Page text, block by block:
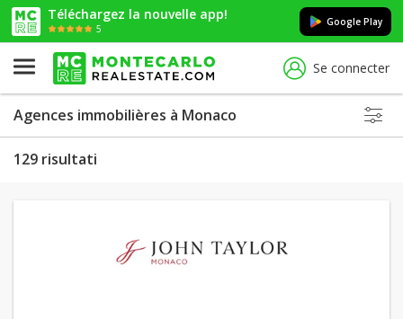
Téléchargez la nouvelle app!
5
Google Play
Se connecter
Agences immobilières à Monaco
129 risultati